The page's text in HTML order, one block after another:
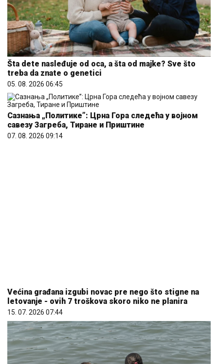
Šta dete nasleđuje od oca, a šta od majke? Sve što
treba da znate o genetici
05. 08. 2026 06:45
Сазнања „Политике”: Црна Гора следећа у војном
савезу Загреба, Тиране и Приштине
07. 08. 2026 09:14
15. 07. 2026 07:44